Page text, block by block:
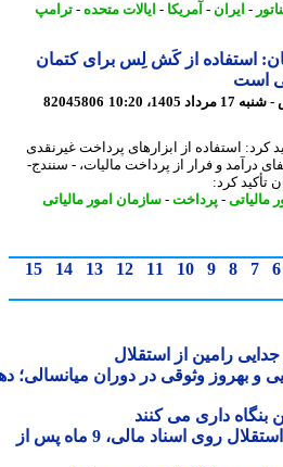
-ایران - آمریکا- ایالات متحده-ترامپ
از کَش لِس برای کتمان
82045806
استفاده از ابزارهای پرداخت غیرنقدی
و فرار از پرداخت مالیات، - سنندج-
کرد:
-پرداخت -سازمان امور مالیاتی
7
8
9
10
11
12
13
14
15
رامین از استقلال
وثوقی در دوران میانسالی؛ دهه
داری می کنند
امضای عضو هیئت مدیره استقلال روی اسناد مالی، 9 ماه پس از